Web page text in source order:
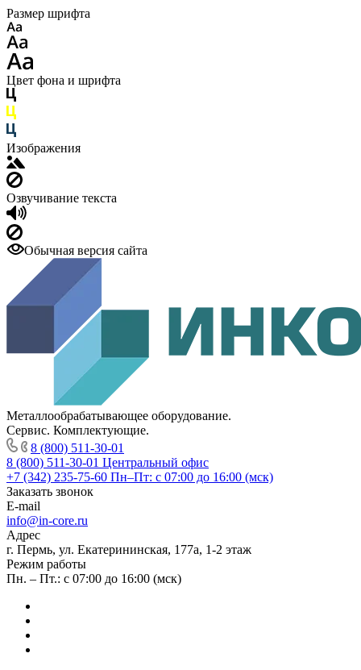
Размер шрифта
Цвет фона и шрифта
Изображения
Озвучивание текста
Обычная версия сайта
Металлообрабатывающее оборудование.
Сервис. Комплектующие.
8 (800) 511-30-01
8 (800) 511-30-01 Центральный офис
+7 (342) 235-75-60 Пн–Пт: с 07:00 до 16:00 (мск)
Заказать звонок
E-mail
info@in-core.ru
Адрес
г. Пермь, ул. ​Екатерининская, 177а, ​1-2 этаж
Режим работы
Пн. – Пт.: с 07:00 до 16:00 (мск)